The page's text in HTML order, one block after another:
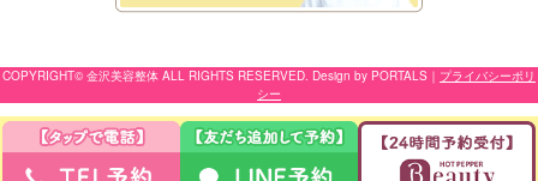
COPYRIGHT© 金沢美容整体 ALL RIGHTS RESERVED. Design by PORTALS ｜ プライバシーポリ
シー